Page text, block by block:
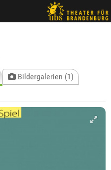
Bildergalerien (1)